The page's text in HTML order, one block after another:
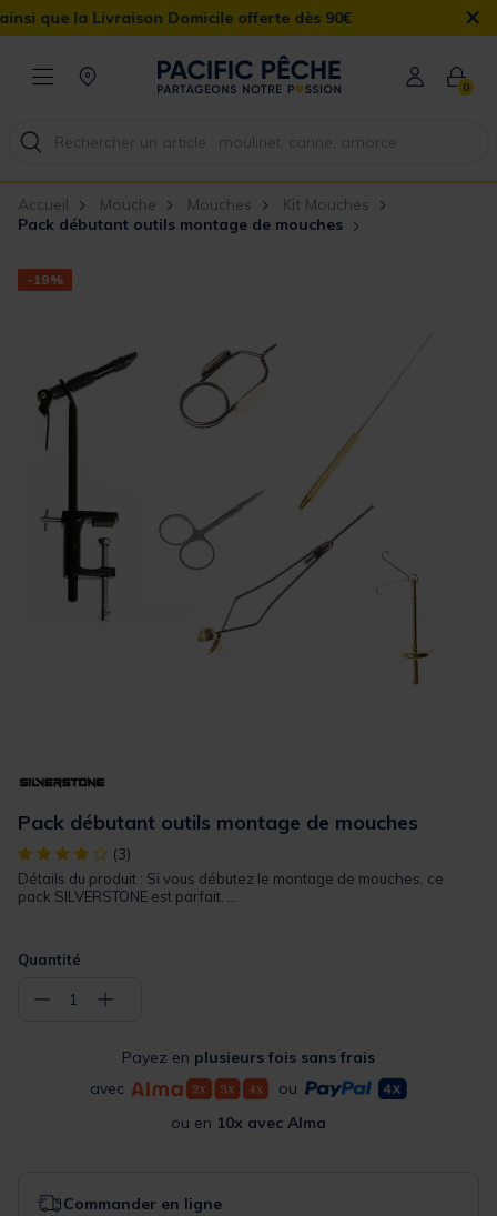
Domicile offerte dès 90€ ×
0
Accueil Mouche Mouches
Kit Mouches
Pack débutant outils montage de mouches
-19%
Pack débutant outils montage de mouches
[object Object] out of 5 Customer Rating
(3)
Détails du produit : Si vous débutez le montage de mouches, ce
pack SILVERSTONE est parfait. ...
Quantité
− 1 +
Payez en plusieurs fois sans frais
avec
ou
ou en 10x avec Alma
Commander en ligne